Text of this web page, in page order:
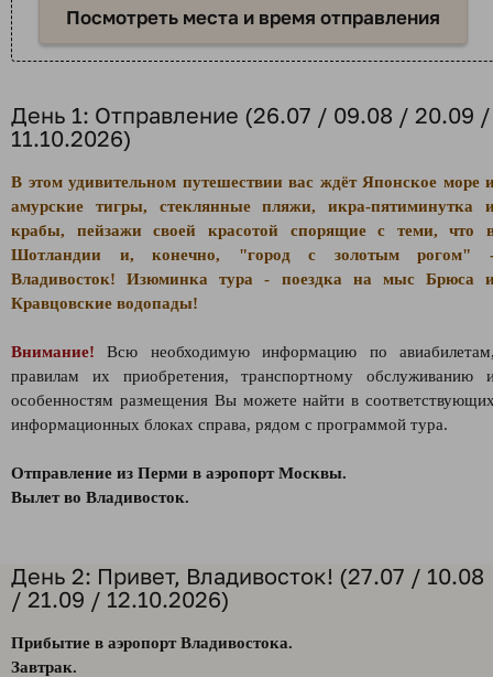
Посмотреть места и время отправления
День 1: Отправление (26.07 / 09.08 / 20.09 /
11.10.2026)
В этом удивительном путешествии вас ждёт Японское море
амурские тигры, стеклянные пляжи, икра-пятиминутка
крабы, пейзажи своей красотой спорящие с теми, что
Шотландии и, конечно, "город с золотым рогом"
Владивосток! Изюминка тура - поездка на мыс Брюса
Кравцовские водопады!
Внимание! Всю необходимую информацию по
правилам их приобретения, транспортному обслуживанию
особенностям размещения Вы можете найти в
информационных блоках справа, рядом с программой тура.
Отправление из Перми в аэропорт Москвы.
Вылет во Владивосток.
День 2: Привет, Владивосток! (27.07 / 10.08
/ 21.09 / 12.10.2026)
Прибытие в аэропорт Владивостока.
Завтрак.